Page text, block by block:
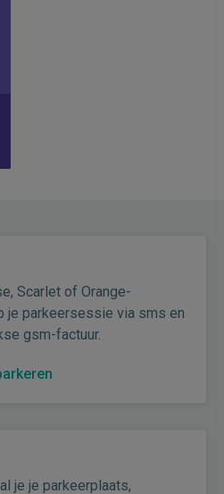
Scarlet of Orange-
je parkeersessie via sms en
gsm-factuur.
je je parkeerplaats,